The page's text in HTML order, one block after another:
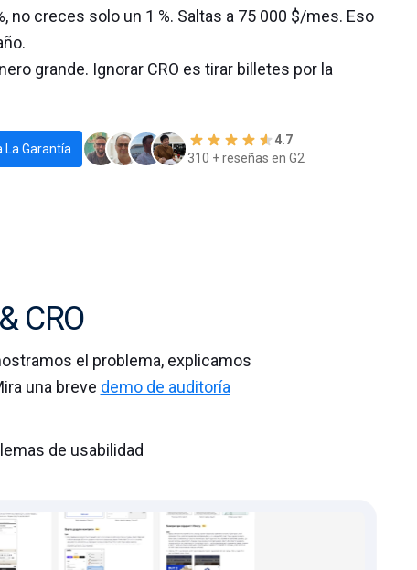
no creces solo un 1 %. Saltas a 75 000 $/mes. Eso
grande. Ignorar CRO es tirar billetes por la
La Garantía
4.7
310 + reseñas en G2
CRO
el problema, explicamos
una breve demo de auditoría
de usabilidad